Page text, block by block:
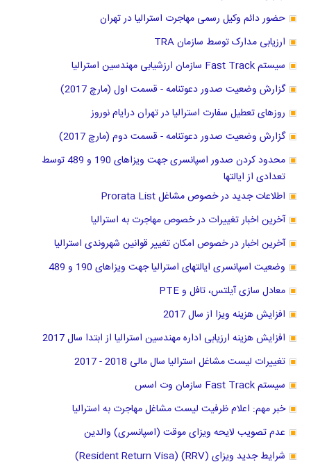
حضور دائم وکیل رسمی مهاجرت استرالیا در تهران
ارزیابی مدارک توسط سازمان TRA
سیستم Fast Track سازمان ارزشیابی مهندسین استرالیا
گزارش وضعیت صدور دعوتنامه - قسمت اول (مارچ 2017)
روزهای تعطیل سفارت استرالیا در تهران درایام نوروز
گزارش وضعیت صدور دعوتنامه - قسمت دوم (مارچ 2017)
محدود کردن صدور اسپانسری جهت ویزاهای 190 و 489 توسط
تعدادی از ایالتها
اطلاعات جدید در خصوص مشاغل Prorata List
آخرین اخبار تغییرات در خصوص مهاجرت به استرالیا
آخرین اخبار در خصوص امکان تغییر قوانین شهروندی استرالیا
وضعیت اسپانسری ایالتهای استرالیا جهت ویزاهای 190 و 489
معادل سازی آیلتس، تافل و PTE
افزایش هزینه ویزا از سال 2017
افزایش هزینه ارزیابی اداره مهندسین استرالیا از ابتدا سال 2017
تغییرات لیست مشاغل استرالیا سال مالی 2018 - 2017
سیستم Fast Track سازمان وت اسس
خبر مهم: اعلام ظرفیت لیست مشاغل مهاجرت به استرالیا
عدم تصویب لایحه ویزای موقت (اسپانسری) والدین
شرایط جدید ویزای (RRV) (Resident Return Visa)